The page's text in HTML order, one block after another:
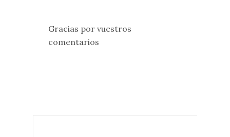
Gracias por vuestros
comentarios